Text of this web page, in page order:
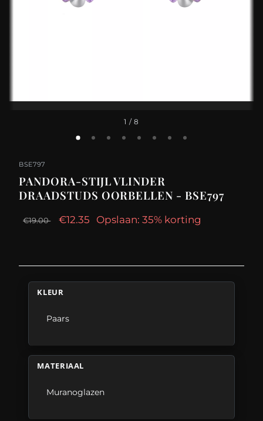
1 / 8
BSE797
PANDORA-STIJL VLINDER
DRAADSTUDS OORBELLEN - BSE797
€19.00 €12.35 Opslaan: 35% korting
KLEUR
Paars
MATERIAAL
Muranoglazen